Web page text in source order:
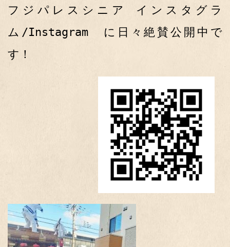
フジパレスシニア インスタグラ
ム/Instagram に日々絶賛公開中で
す！